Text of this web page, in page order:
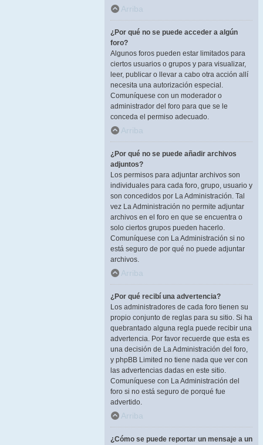
Arriba
¿Por qué no se puede acceder a algún
foro?
Algunos foros pueden estar limitados para
ciertos usuarios o grupos y para visualizar,
leer, publicar o llevar a cabo otra acción allí
necesita una autorización especial.
Comuníquese con un moderador o
administrador del foro para que se le
conceda el permiso adecuado.
Arriba
¿Por qué no se puede añadir archivos
adjuntos?
Los permisos para adjuntar archivos son
individuales para cada foro, grupo, usuario y
son concedidos por La Administración. Tal
vez La Administración no permite adjuntar
archivos en el foro en que se encuentra o
solo ciertos grupos pueden hacerlo.
Comuníquese con La Administración si no
está seguro de por qué no puede adjuntar
archivos.
Arriba
¿Por qué recibí una advertencia?
Los administradores de cada foro tienen su
propio conjunto de reglas para su sitio. Si ha
quebrantado alguna regla puede recibir una
advertencia. Por favor recuerde que esta es
una decisión de La Administración del foro,
y phpBB Limited no tiene nada que ver con
las advertencias dadas en este sitio.
Comuníquese con La Administración del
foro si no está seguro de porqué fue
advertido.
Arriba
¿Cómo se puede reportar un mensaje a un